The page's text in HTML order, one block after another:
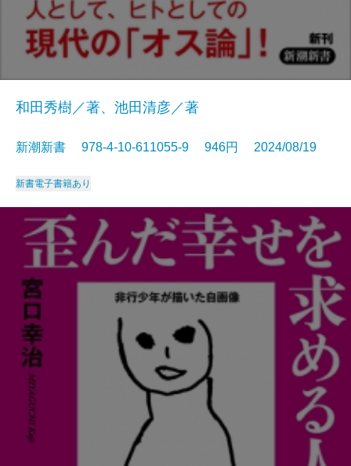
和田秀樹／著、池田清彦／著
新潮新書 978-4-10-611055-9 946円 2024/08/19
新書電子書籍あり